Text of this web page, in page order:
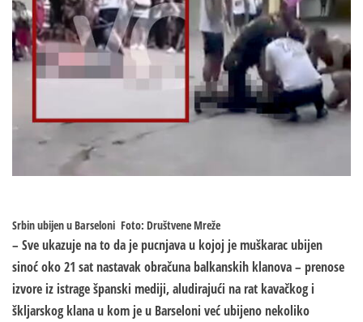
Srbin ubijen u Barseloni Foto: Društvene Mreže
– Sve ukazuje na to da je pucnjava u kojoj je muškarac ubijen
sinoć oko 21 sat nastavak obračuna balkanskih klanova– prenose
izvore iz istrage španski mediji, aludirajući na rat kavačkog i
škljarskog klana u kom je u Barseloni već ubijeno nekoliko